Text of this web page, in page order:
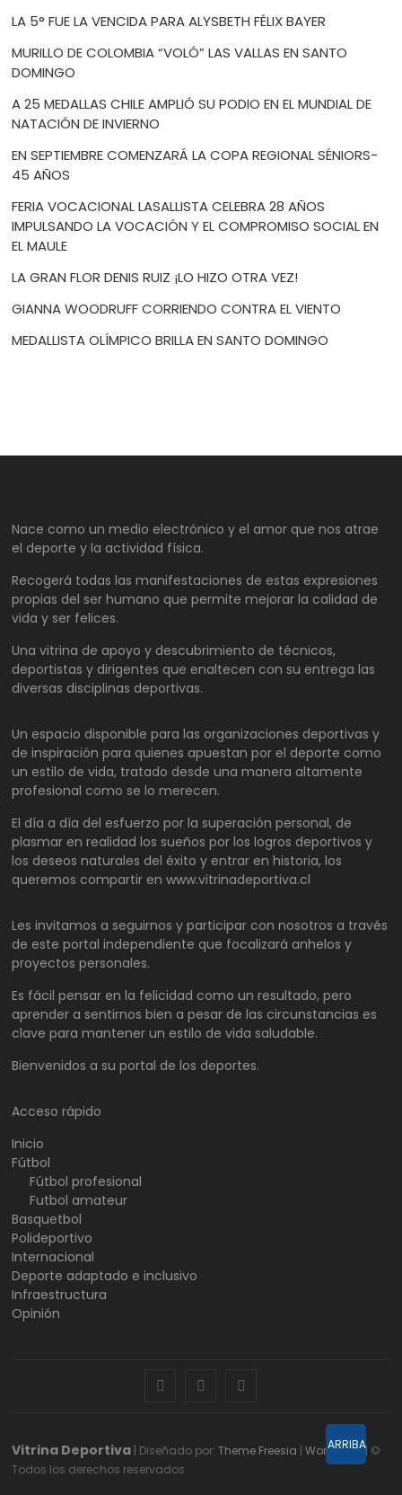
LA 5° FUE LA VENCIDA PARA ALYSBETH FÉLIX BAYER
MURILLO DE COLOMBIA “VOLÓ” LAS VALLAS EN SANTO
DOMINGO
A 25 MEDALLAS CHILE AMPLIÓ SU PODIO EN EL MUNDIAL DE
NATACIÓN DE INVIERNO
EN SEPTIEMBRE COMENZARÁ LA COPA REGIONAL SÉNIORS-
45 AÑOS
FERIA VOCACIONAL LASALLISTA CELEBRA 28 AÑOS
IMPULSANDO LA VOCACIÓN Y EL COMPROMISO SOCIAL EN
EL MAULE
LA GRAN FLOR DENIS RUIZ ¡LO HIZO OTRA VEZ!
GIANNA WOODRUFF CORRIENDO CONTRA EL VIENTO
MEDALLISTA OLÍMPICO BRILLA EN SANTO DOMINGO
Nace como un medio electrónico y el amor que nos atrae
el deporte y la actividad física.
Recogerá todas las manifestaciones de estas expresiones
propias del ser humano que permite mejorar la calidad de
vida y ser felices.
Una vitrina de apoyo y descubrimiento de técnicos,
deportistas y dirigentes que enaltecen con su entrega las
diversas disciplinas deportivas.
Un espacio disponible para las organizaciones deportivas y
de inspiración para quienes apuestan por el deporte como
un estilo de vida, tratado desde una manera altamente
profesional como se lo merecen.
El día a día del esfuerzo por la superación personal, de
plasmar en realidad los sueños por los logros deportivos y
los deseos naturales del éxito y entrar en historia, los
queremos compartir en www.vitrinadeportiva.cl
Les invitamos a seguirnos y participar con nosotros a través
de este portal independiente que focalizará anhelos y
proyectos personales.
Es fácil pensar en la felicidad como un resultado, pero
aprender a sentirnos bien a pesar de las circunstancias es
clave para mantener un estilo de vida saludable.
Bienvenidos a su portal de los deportes.
Acceso rápido
Inicio
Fútbol
Fútbol profesional
Futbol amateur
Basquetbol
Polideportivo
Internacional
Deporte adaptado e inclusivo
Infraestructura
Opinión
facebook twitter
Vitrina Deportiva | Diseñado por:Theme Freesia |WordPress| ©
Todos los derechos reservados
ARRIBA